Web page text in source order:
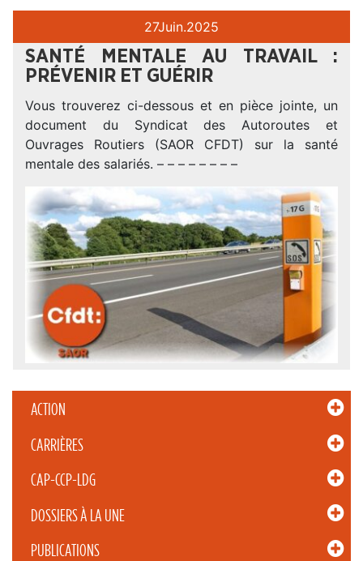
ACTION
CARRIÈRES
CAP-CCP-LDG
DOSSIERS À LA UNE
PUBLICATIONS
27Juin.2025
SANTÉ MENTALE AU TRAVAIL :
PRÉVENIR ET GUÉRIR
Vous trouverez ci-dessous et en pièce jointe, un
document du Syndicat des Autoroutes et
Ouvrages Routiers (SAOR CFDT) sur la santé
mentale des salariés. – – – – – – – –